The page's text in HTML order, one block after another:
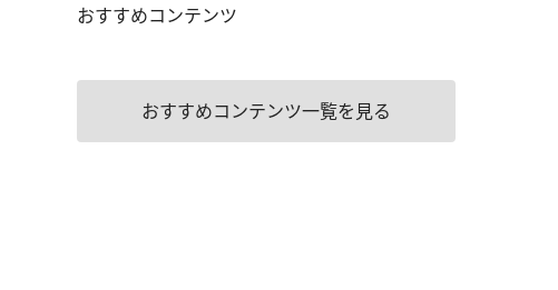
おすすめコンテンツ
おすすめコンテンツ一覧を見る